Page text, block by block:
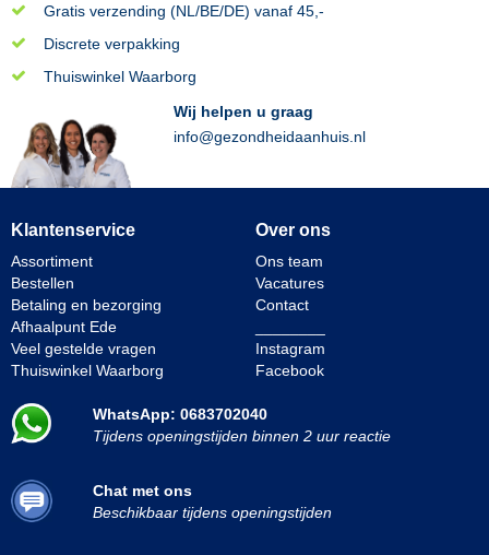
Gratis verzending (NL/BE/DE) vanaf 45,-
Discrete verpakking
Thuiswinkel Waarborg
Wij helpen u graag
info@gezondheidaanhuis.nl
Klantenservice
Assortiment
Bestellen
Betaling en bezorging
Afhaalpunt Ede
Veel gestelde vragen
Thuiswinkel Waarborg
Over ons
Ons team
Vacatures
Contact
Instagram
Facebook
WhatsApp: 0683702040
Tijdens openingstijden binnen 2 uur reactie
Chat met ons
Beschikbaar tijdens openingstijden